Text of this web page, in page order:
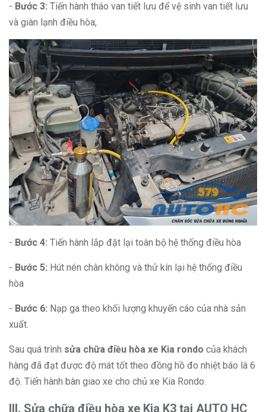
- Bước 3: Tiến hành tháo van tiết lưu để vệ sinh van tiết lưu
và giàn lạnh điều hòa,
- Bước 4: Tiến hành lắp đặt lại toàn bộ hệ thống điều hòa
- Bước 5: Hút nén chân không và thử kín lại hệ thống điều
hòa
- Bước 6: Nạp ga theo khối lượng khuyến cáo của nhà sản
xuất.
Sau quá trình sửa chữa điều hòa xe Kia rondo của khách
hàng đã đạt được độ mát tốt theo đồng hồ đo nhiệt báo là 6
độ. Tiến hành bàn giao xe cho chủ xe Kia Rondo.
III. Sửa chữa điều hòa xe Kia K3 tại AUTO HC